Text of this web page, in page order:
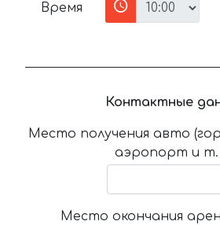
Время
Контактные
Место получения авто
аэропорт и т.
Место окончания